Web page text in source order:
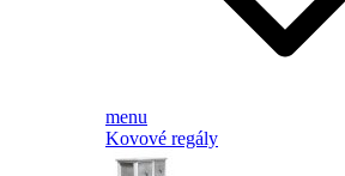
menu
Kovové regály